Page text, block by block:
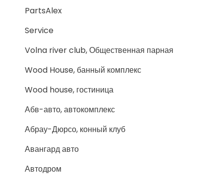
PartsAlex
Service
Volna river club, Общественная парная
Wood House, банный комплекс
Wood house, гостиница
Абв-авто, автокомплекс
Абрау-Дюрсо, конный клуб
Авангард авто
Автодром